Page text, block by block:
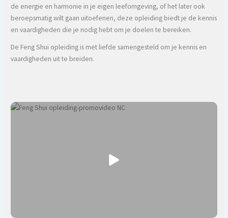
de energie en harmonie in je eigen leefomgeving, of het later ook
beroepsmatig wilt gaan uitoefenen, deze opleiding biedt je de kennis
en vaardigheden die je nodig hebt om je doelen te bereiken.
De Feng Shui opleiding is met liefde samengesteld om je kennis en
vaardigheden uit te breiden.